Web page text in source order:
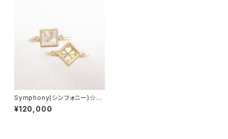
Symphony(シンフォニー)☆ス
クエアカット★お石を預り空枠よ
り製作依頼(サイズ問わず制作可
¥120,000